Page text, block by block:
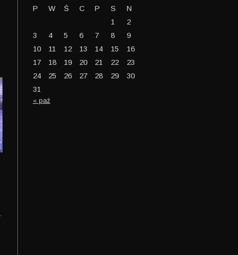
P
W Ś C P S
N
1
2
3
4 5 6 7 8
9
10
11 12 13 14 15
16
17
18 19 20 21 22
23
24
25 26 27 28 29
30
31
« paź